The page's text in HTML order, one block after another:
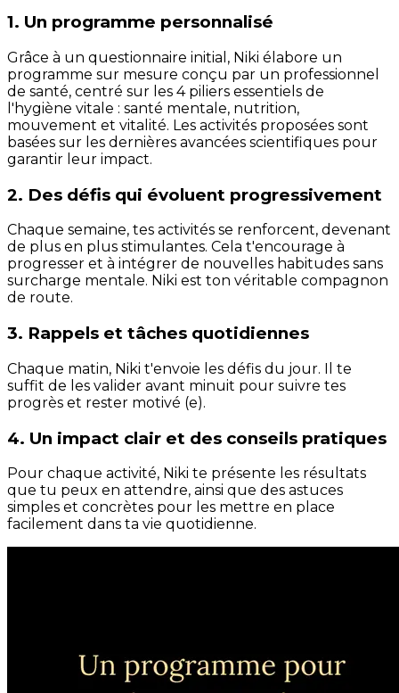
1. Un programme personnalisé
Grâce à un questionnaire initial, Niki élabore un
programme sur mesure conçu par un professionnel
de santé, centré sur les 4 piliers essentiels de
l'hygiène vitale : santé mentale, nutrition,
mouvement et vitalité. Les activités proposées sont
basées sur les dernières avancées scientifiques pour
garantir leur impact.
2. Des défis qui évoluent progressivement
Chaque semaine, tes activités se renforcent, devenant
de plus en plus stimulantes. Cela t'encourage à
progresser et à intégrer de nouvelles habitudes sans
surcharge mentale. Niki est ton véritable compagnon
de route.
3. Rappels et tâches quotidiennes
Chaque matin, Niki t'envoie les défis du jour. Il te
suffit de les valider avant minuit pour suivre tes
progrès et rester motivé (e).
4. Un impact clair et des conseils pratiques
Pour chaque activité, Niki te présente les résultats
que tu peux en attendre, ainsi que des astuces
simples et concrètes pour les mettre en place
facilement dans ta vie quotidienne.